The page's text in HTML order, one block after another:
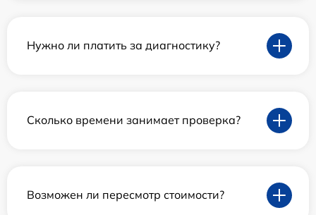
Нужно ли платить за диагностику?
Сколько времени занимает проверка?
Возможен ли пересмотр стоимости?